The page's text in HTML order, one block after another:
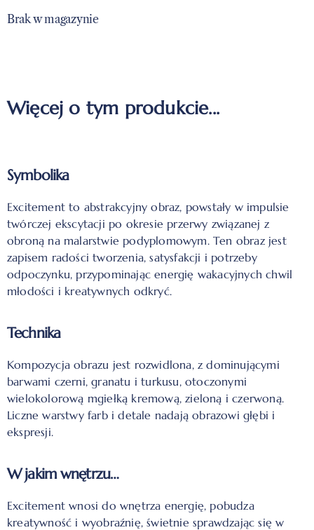
Brak w magazynie
Więcej o tym produkcie...
Symbolika
Excitement to abstrakcyjny obraz, powstały w impulsie
twórczej ekscytacji po okresie przerwy związanej z
obroną na malarstwie podyplomowym. Ten obraz jest
zapisem radości tworzenia, satysfakcji i potrzeby
odpoczynku, przypominając energię wakacyjnych chwil
młodości i kreatywnych odkryć.
Technika
Kompozycja obrazu jest rozwidlona, z dominującymi
barwami czerni, granatu i turkusu, otoczonymi
wielokolorową mgiełką kremową, zieloną i czerwoną.
Liczne warstwy farb i detale nadają obrazowi głębi i
ekspresji.
W jakim wnętrzu…
Excitement wnosi do wnętrza energię, pobudza
kreatywność i wyobraźnię, świetnie sprawdzając się w